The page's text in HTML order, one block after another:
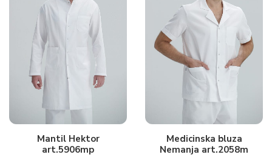
Mantil Hektor
art.5906mp
Medicinska bluza
Nemanja art.2058m